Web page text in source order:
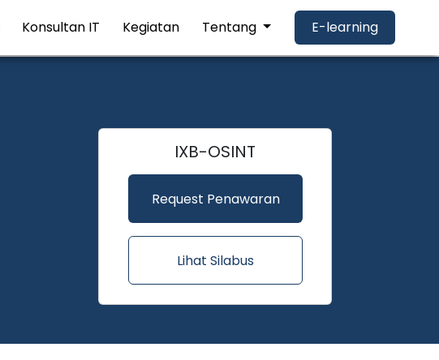
Konsultan IT Kegiatan Tentang E-learning
IXB-OSINT
Request Penawaran
Lihat Silabus